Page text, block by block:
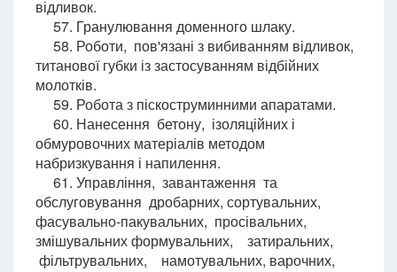
відливок.
57. Гранулювання доменного шлаку.
58. Роботи, пов'язані з вибиванням відливок,
титанової губки із застосуванням відбійних
молотків.
59. Робота з піскоструминними апаратами.
60. Нанесення бетону, ізоляційних і
обмуровочних матеріалів методом
набризкування і напилення.
61. Управління, завантаження та
обслуговування дробарних, сортувальних,
фасувально-пакувальних, просівальних,
змішувальних формувальних, затиральних,
фільтрувальних, намотувальних, варочних,